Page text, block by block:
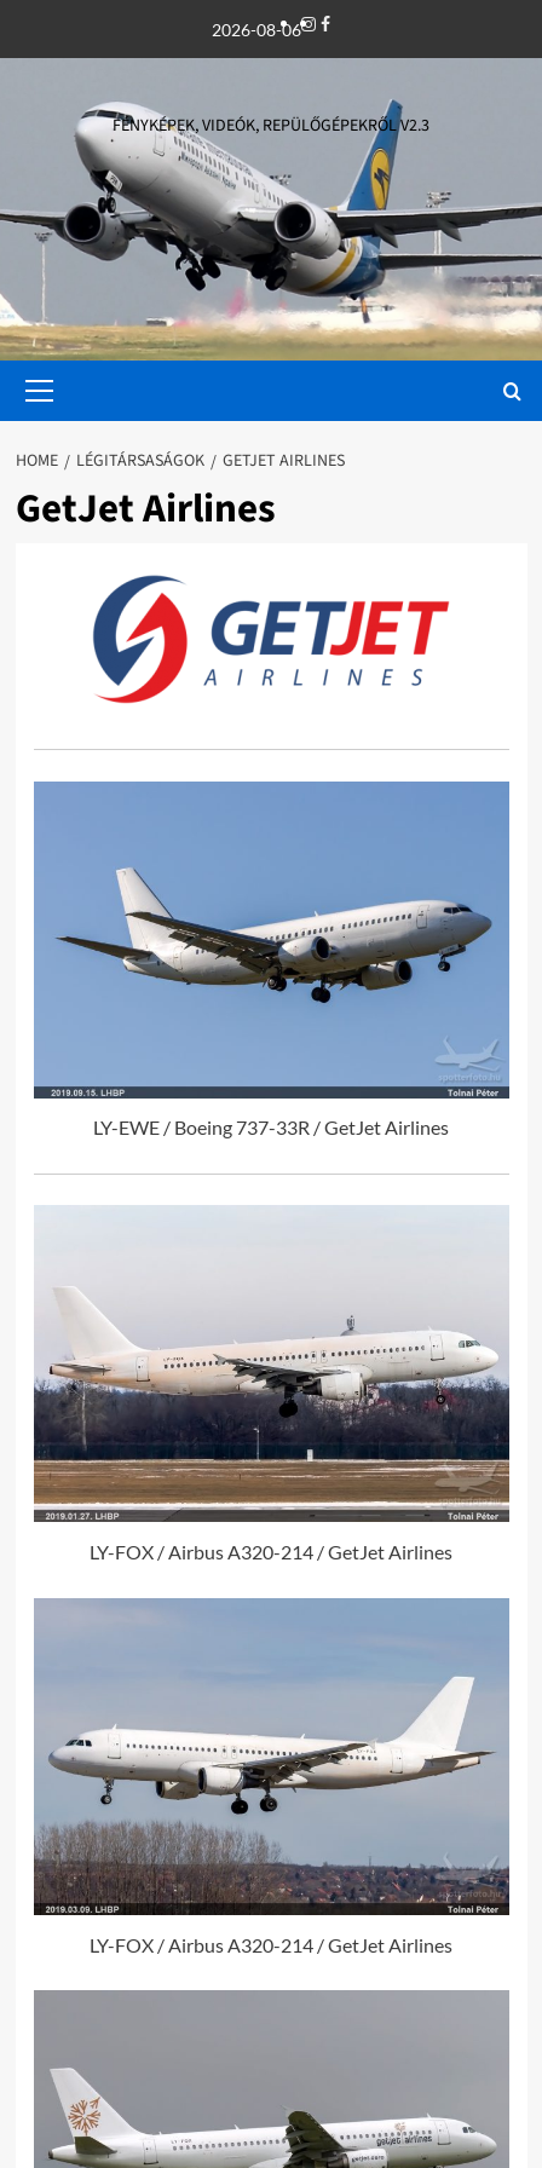
2026-08-06Instagram
Facebook
FÉNYKÉPEK, VIDEÓK, REPÜLŐGÉPEKRŐL V2.3
Menu
HOME LÉGITÁRSASÁGOK GETJET AIRLINES
GetJet Airlines
LY-EWE / Boeing 737-33R / GetJet Airlines
LY-FOX / Airbus A320-214 / GetJet Airlines
LY-FOX / Airbus A320-214 / GetJet Airlines